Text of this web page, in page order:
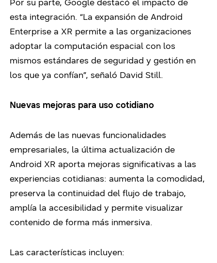
Por su parte, Google destacó el impacto de
esta integración. “La expansión de Android
Enterprise a XR permite a las organizaciones
adoptar la computación espacial con los
mismos estándares de seguridad y gestión en
los que ya confían”, señaló David Still.
Nuevas mejoras para uso cotidiano
Además de las nuevas funcionalidades
empresariales, la última actualización de
Android XR aporta mejoras significativas a las
experiencias cotidianas: aumenta la comodidad,
preserva la continuidad del flujo de trabajo,
amplía la accesibilidad y permite visualizar
contenido de forma más inmersiva.
Las características incluyen: